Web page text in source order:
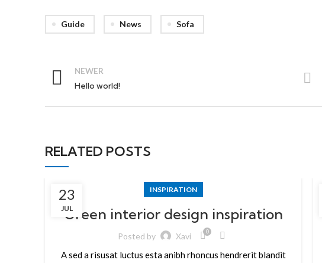
Guide News Sofa
NEWER
Hello world!
RELATED POSTS
23
JUL
INSPIRATION
Green interior design inspiration
Posted by Xavi 0
A sed a risusat luctus esta anibh rhoncus hendrerit blandit